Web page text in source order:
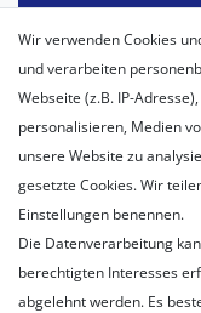
Mein Konto
Registrieren
Login
Unternehmen
Wir verwenden Cookies
und verarbeiten
Webseite (z.B. IP-
personalisieren, Medien
unsere Website zu
gesetzte Cookies. Wir
Einstellungen benennen.
Die Datenverarbeitung
berechtigten Interesses
abgelehnt werden. Es